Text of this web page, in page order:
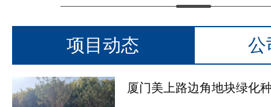
项目动态 公
厦门美上路边角地块绿化